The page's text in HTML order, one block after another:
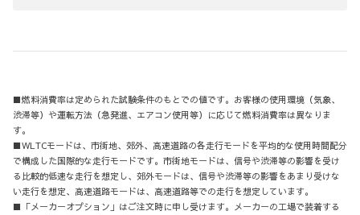
■燃料消費率は定められた試験条件のもとでの値です。お客様の使用環境（気象、
渋滞等）や運転方法（急発進、エアコン使用等）に応じて燃料消費率は異なりま
す。
■WLTCモードは、市街地、郊外、高速道路の各走行モードを平均的な使用時間配分
で構成した国際的な走行モードです。市街地モードは、信号や渋滞等の影響を受け
る比較的低速な走行を想定し、郊外モードは、信号や渋滞等の影響をあまり受けな
い走行を想定、高速道路モードは、高速道路等での走行を想定しています。
■「メーカーオプション」はご注文時に申し受けます。メーカーの工場で装着する